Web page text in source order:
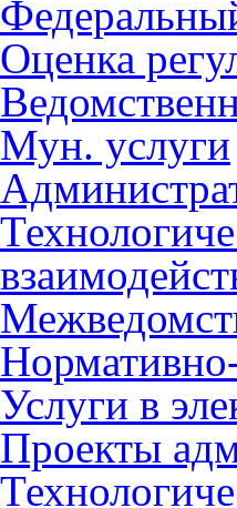
Оценка
Мун. услуги
Услуги в
Проекты